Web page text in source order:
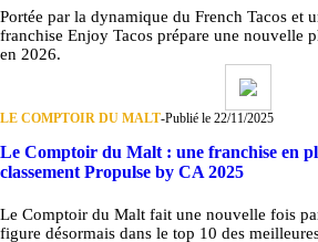
Portée par la dynamique du French Tacos et
franchise Enjoy Tacos prépare une nouvelle
en 2026.
LE COMPTOIR DU MALT-Publié le 22/11/2025
Le Comptoir du Malt : une franchise en
classement Propulse by CA 2025
Le Comptoir du Malt fait une nouvelle fois
figure désormais dans le top 10 des